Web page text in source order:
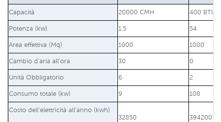
Capacità 20000 CMH 400 BTU/
Potenza (kw) 1.5 54
Area effettiva (Mq) 1000 1000
Cambio d'aria all'ora 30 0
Unità Obbligatorio 6 2
Consumo totale (kw) 9 108
Costo dell'elettricità all'anno (kwh)
32850 394200